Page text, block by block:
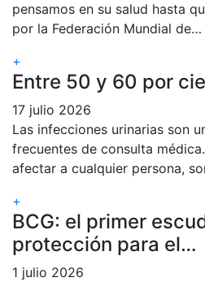
pensamos en su salud hasta
por la Federación Mundial de…
+
Entre 50 y 60 por
17 julio 2026
Las infecciones urinarias son
frecuentes de consulta
afectar a cualquier persona,
+
BCG: el primer
protección para el…
1 julio 2026